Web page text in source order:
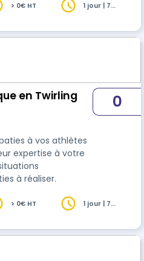
> 0€ HT
1 jour | 7
en Twirling
à vos athlètes
expertise à votre
à réaliser.
0
> 0€ HT
1 jour | 7